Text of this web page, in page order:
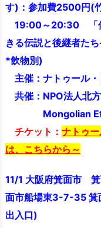
す)：参加費2500円(
19:00～20:30 「伝
きる伝説と後継者た
*飲物別)
主催：ナトゥール・
共催：NPO法人北
Mongolian
チケット： ナトゥ
は、こちらから～
11/1 大阪府箕面市
面市船場東3-7-35 箕
出入口)